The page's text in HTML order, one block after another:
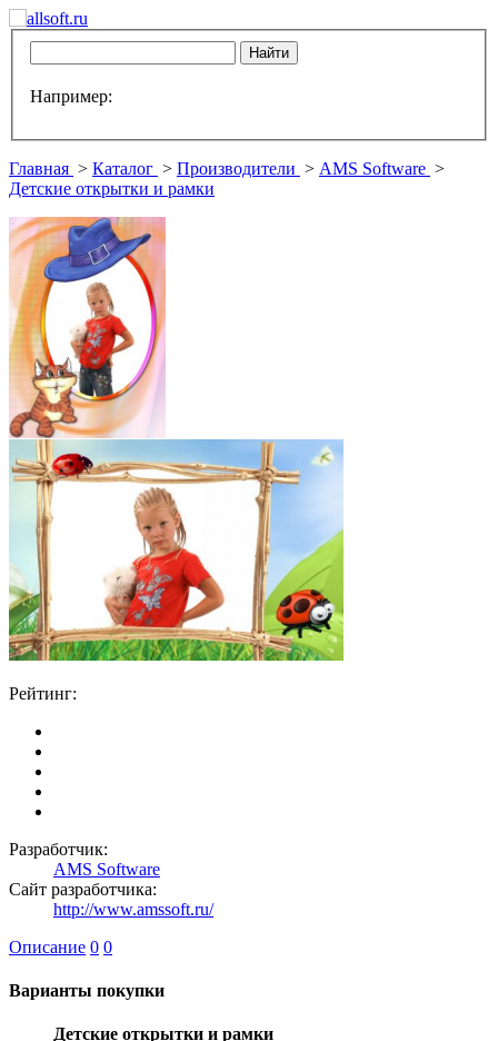
Например:
Главная > Каталог > Производители > AMS Software >
Детские открытки и рамки
Рейтинг:
Разработчик:
AMS Software
Сайт разработчика:
http://www.amssoft.ru/
Описание 0 0
Варианты покупки
Детские открытки и рамки